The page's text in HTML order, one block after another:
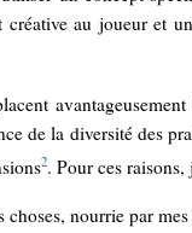
créative au joueur et
de la diversité des
2. Pour ces raisons,
choses, nourrie par